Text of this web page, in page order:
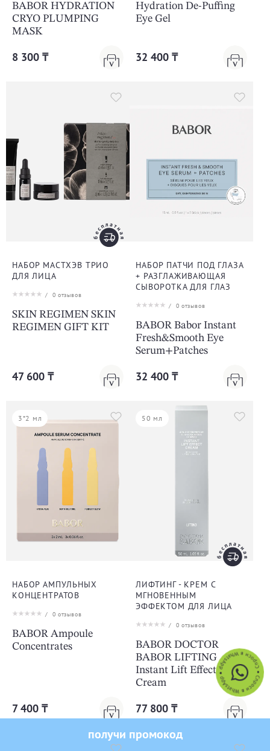
BABOR HYDRATION
CRYO PLUMPING
MASK
8 300 ₸
Hydration De-Puffing
Eye Gel
32 400 ₸
НАБОР МАСТХЭВ ТРИО
ДЛЯ ЛИЦА
/ 0 отзывов
SKIN REGIMEN SKIN
REGIMEN GIFT KIT
47 600 ₸
НАБОР ПАТЧИ ПОД ГЛАЗА
+ РАЗГЛАЖИВАЮЩАЯ
СЫВОРОТКА ДЛЯ ГЛАЗ
/ 0 отзывов
BABOR Babor Instant
Fresh&Smooth Eye
Serum+Patches
32 400 ₸
3*2 мл
НАБОР АМПУЛЬНЫХ
КОНЦЕНТРАТОВ
/ 0 отзывов
BABOR Ampoule
Concentrates
7 400 ₸
50 мл
ЛИФТИНГ - КРЕМ С
МГНОВЕННЫМ
ЭФФЕКТОМ ДЛЯ ЛИЦА
/ 0 отзывов
BABOR DOCTOR
BABOR LIFTING
Instant Lift Effect
Cream
77 800 ₸
-10% на первый заказ